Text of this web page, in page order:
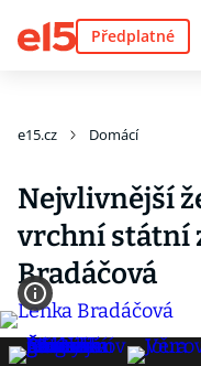
Předplatné
e15.cz Domácí
Nejvlivnější
vrchní státní
Bradáčová